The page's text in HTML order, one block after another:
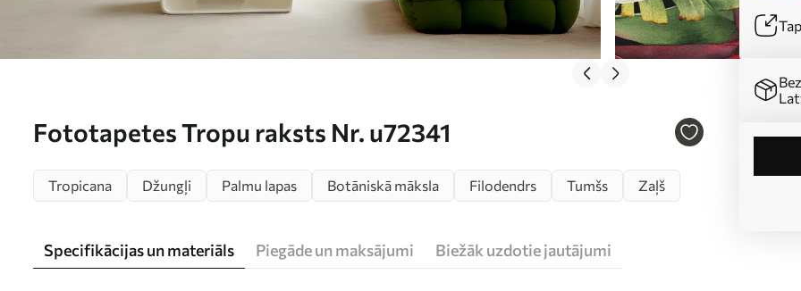
Fototapetes Tropu raksts Nr. u72341
Tropicana Džungļi Palmu lapas Botāniskā māksla Filodendrs Tumšs Zaļš
Specifikācijas un materiāls Piegāde un maksājumi Biežāk uzdotie jautājumi